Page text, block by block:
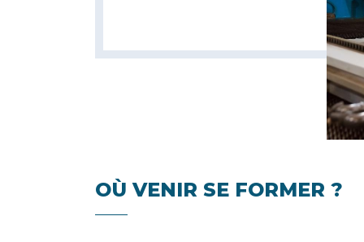
OÙ VENIR SE FORMER ?